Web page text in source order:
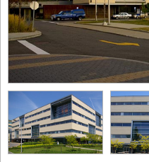
2450,
boul.
Édouard-
Montpetit
(pavillon
Thérèse-
Casgrain),
résidences
2910,
boul.
Édouard-
Montpetit